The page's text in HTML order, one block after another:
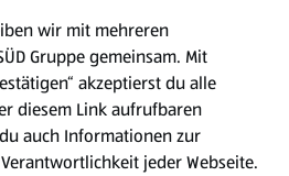
wir mit mehreren
Gruppe gemeinsam. Mit
akzeptierst du alle
diesem Link aufrufbaren
auch Informationen zur
jeder Webseite.